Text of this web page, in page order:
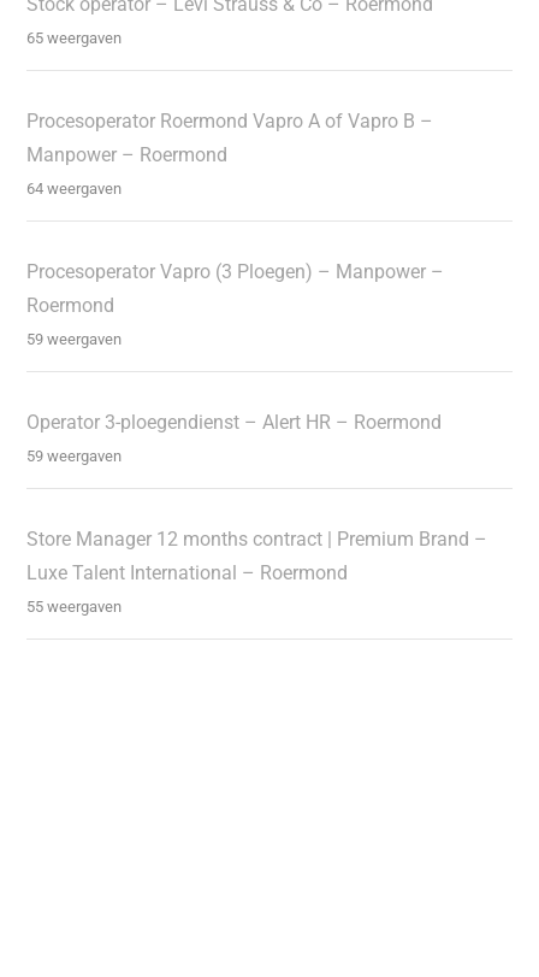
65 weergaven
Procesoperator Roermond Vapro A of Vapro B –
Manpower – Roermond
64 weergaven
Procesoperator Vapro (3 Ploegen) – Manpower –
Roermond
59 weergaven
Operator 3-ploegendienst – Alert HR – Roermond
59 weergaven
Store Manager 12 months contract | Premium Brand –
Luxe Talent International – Roermond
55 weergaven